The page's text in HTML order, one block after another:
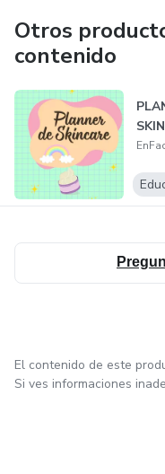
podrás entender mejor
cuidarla de manera
No es solo una libreta,
los que desean
sobre el cuidado de su
Otros
contenido
El contenido de este
Si ves informaciones